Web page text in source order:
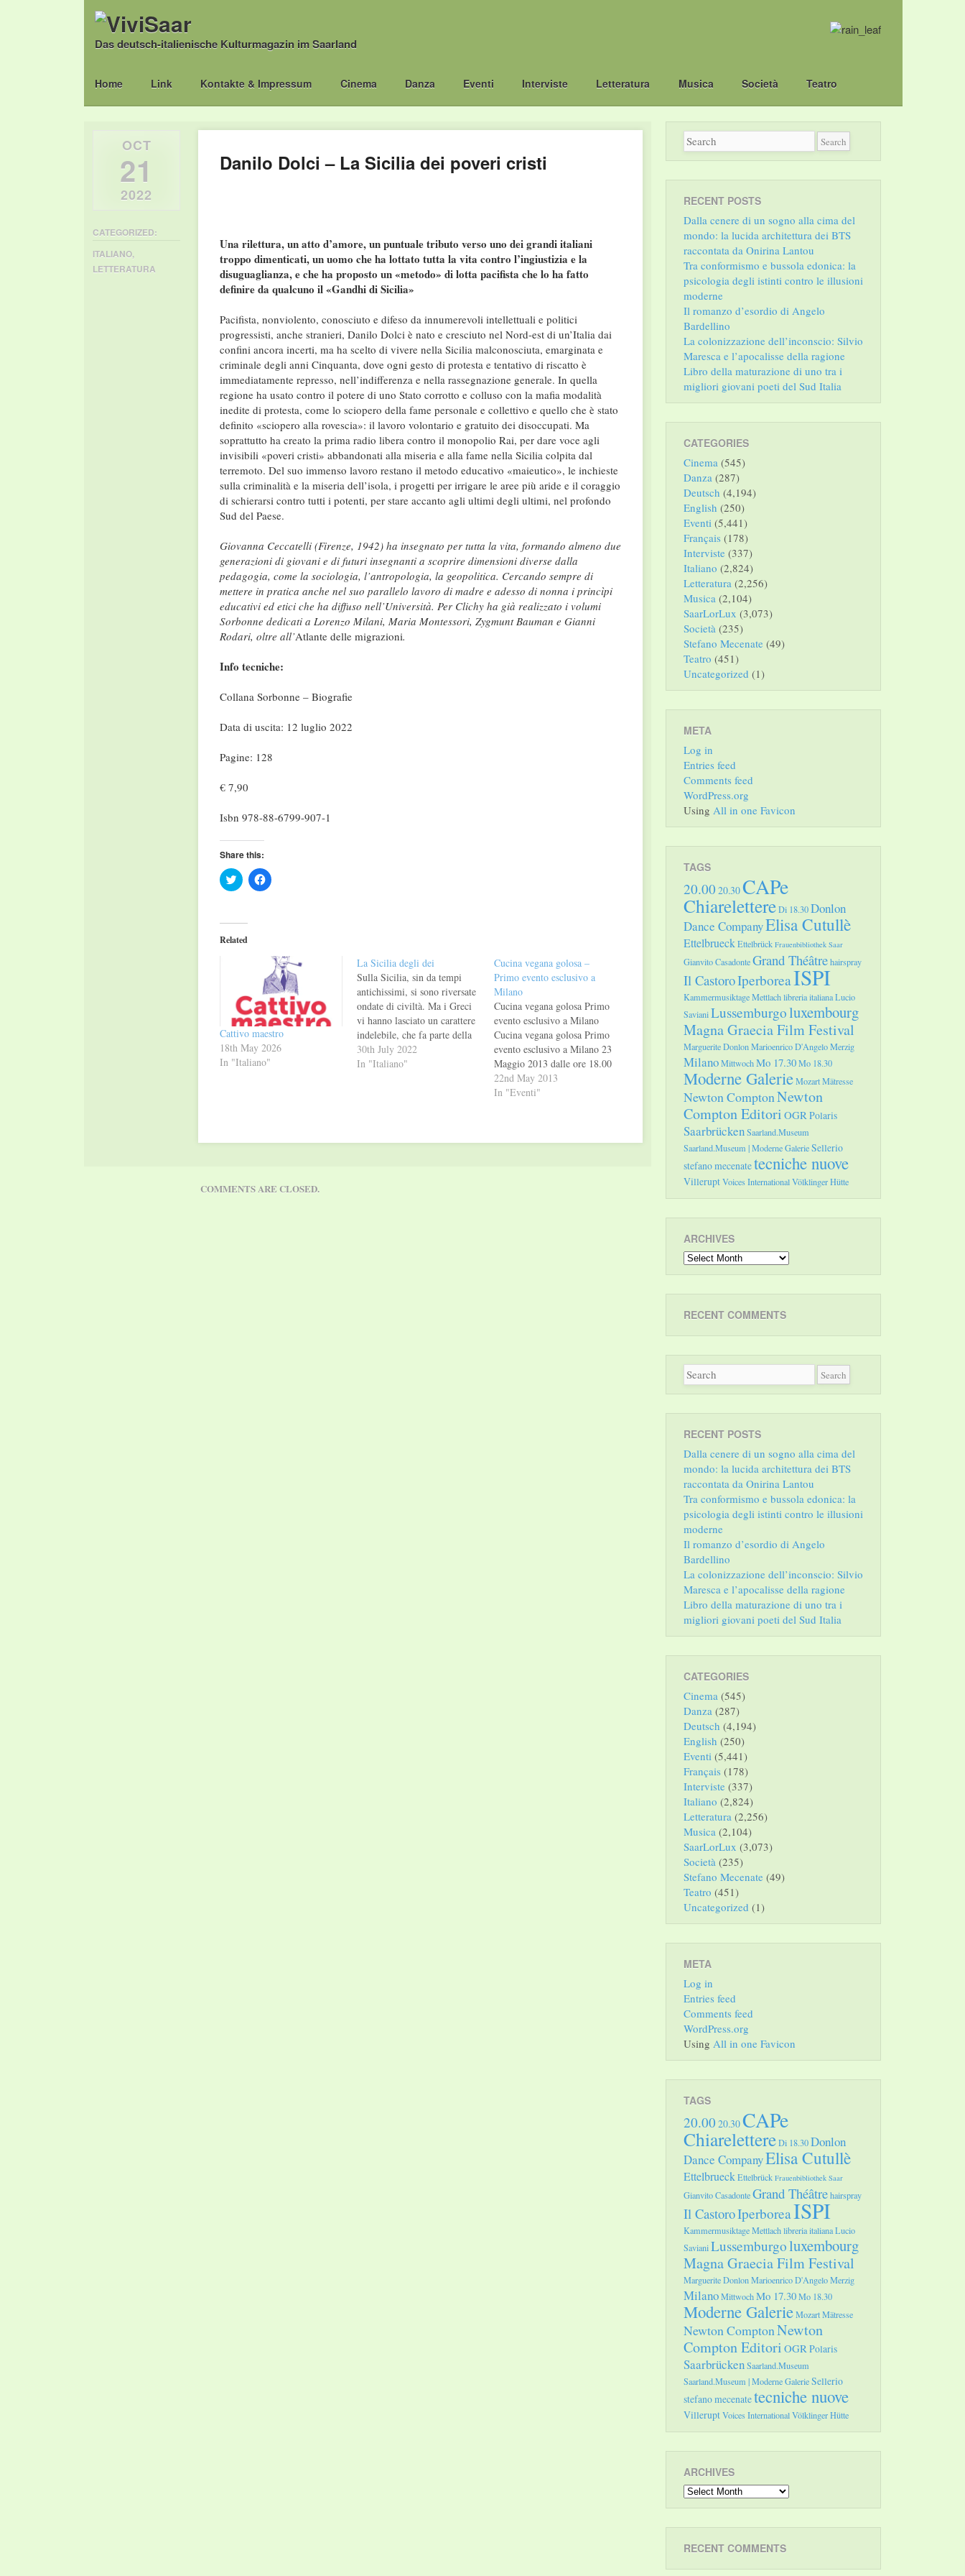
Das deutsch-italienische Kulturmagazin im Saarland
Main menu
Skip
Home Link Kontakte & Impressum Cinema Danza Eventi Interviste Letteratura Musica Società Teatro
Danilo Dolci – La Sicilia dei poveri cristi
Una rilettura, un atto d’amore, un puntuale tributo verso uno dei grandi italiani
troppo dimenticati, un uomo che ha lottato tutta la vita contro l’ingiustizia e la
disuguaglianza, e che ha proposto un «metodo» di lotta pacifista che lo ha fatto
definire da qualcuno il «Gandhi di Sicilia»
Pacifista, nonviolento, conosciuto e difeso da innumerevoli intellettuali e politici
progressisti, anche stranieri, Danilo Dolci è nato e cresciuto nel Nord-est di un’Italia dai
confini ancora incerti, ma ha scelto di vivere nella Sicilia malconosciuta, emarginata e
criminale degli anni Cinquanta, dove ogni gesto di protesta e tentativo di riscatto è
immediatamente represso, nell’indifferenza e nella rassegnazione generale. In quella
regione ha usato contro il potere di uno Stato corrotto e colluso con la mafia modalità
inedite di protesta, come lo sciopero della fame personale e collettivo e quello che è stato
definito «sciopero alla rovescia»: il lavoro volontario e gratuito dei disoccupati. Ma
soprattutto ha creato la prima radio libera contro il monopolio Rai, per dare voce agli
invisibili «poveri cristi» abbandonati alla miseria e alla fame nella Sicilia colpita dal
terremoto. Del suo immenso lavoro restano il metodo educativo «maieutico», le inchieste
sulla criminalità e la miseria dell’isola, i progetti per irrigare le aree più aride e il coraggio
di schierarsi contro tutti i potenti, per stare accanto agli ultimi degli ultimi, nel profondo
Sud del Paese.
Giovanna Ceccatelli (Firenze, 1942) ha insegnato per tutta la vita, formando almeno due
generazioni di giovani e di futuri insegnanti a scoprire dimensioni diverse dalla
pedagogia, come la sociologia, l’antropologia, la geopolitica. Cercando sempre di
mettere in pratica anche nel suo parallelo lavoro di madre e adesso di nonna i princìpi
educativi ed etici che ha diffuso nell’Università. Per Clichy ha già realizzato i volumi
Sorbonne dedicati a Lorenzo Milani, Maria Montessori, Zygmunt Bauman e Gianni
Rodari, oltre all’Atlante delle migrazioni.
Info tecniche:
Collana Sorbonne – Biografie
Data di uscita: 12 luglio 2022
Pagine: 128
€ 7,90
Isbn 978-88-6799-907-1
Share this:
Click
to
(Opens
in
new
Click
to
Related
Cattivo maestro
18th May 2026
In "Italiano"
La Sicilia degli dei
Sulla Sicilia, sin da tempi
antichissimi, si sono riversate
ondate di civiltà. Ma i Greci
vi hanno lasciato un carattere
indelebile, che fa parte della
natura profonda di questa
terra. Gli dèi non se ne sono
30th July 2022
In "Italiano"
Cucina vegana golosa –
Primo evento esclusivo a
Milano
Cucina vegana golosa Primo
evento esclusivo a Milano
Cucina vegana golosa Primo
evento esclusivo a Milano 23
Maggio 2013 dalle ore 18.00
alle 22.00 Il principio di una
alimentazione sana Come
22nd May 2013
In "Eventi"
OCT
21
2022
CATEGORIZED:
ITALIANO,
LETTERATURA
COMMENTS ARE CLOSED.
RECENT POSTS
Dalla cenere di un sogno alla cima del
mondo: la lucida architettura dei BTS
raccontata da Onirina Lantou
Tra conformismo e bussola edonica: la
psicologia degli istinti contro le illusioni
moderne
Il romanzo d’esordio di Angelo
Bardellino
La colonizzazione dell’inconscio: Silvio
Maresca e l’apocalisse della ragione
Libro della maturazione di uno tra i
migliori giovani poeti del Sud Italia
CATEGORIES
Cinema (545)
Danza (287)
Deutsch (4,194)
English (250)
Eventi (5,441)
Français (178)
Interviste (337)
Italiano (2,824)
Letteratura (2,256)
Musica (2,104)
SaarLorLux (3,073)
Società (235)
Stefano Mecenate (49)
Teatro (451)
Uncategorized (1)
META
Log in
Entries feed
Comments feed
WordPress.org
Using All in one Favicon
TAGS
20.00 20.30CAPe
ChiarelettereDi 18.30Donlon
Dance CompanyElisa Cutullè
EttelbrueckEttelbrück Frauenbibliothek Saar
Gianvito CasadonteGrand Théâtrehairspray
Il CastoroIperboreaISPI
Kammermusiktage Mettlachlibreria italianaLucio
SavianiLussemburgoluxembourg
Magna Graecia Film Festival
Marguerite DonlonMarioenrico D'AngeloMerzig
MilanoMittwochMo 17.30Mo 18.30
Moderne GalerieMozartMätresse
Newton ComptonNewton
Compton Editori OGRPolaris
SaarbrückenSaarland.Museum
Saarland.Museum | Moderne GalerieSellerio
stefano mecenatetecniche nuove
VilleruptVoices InternationalVölklinger Hütte
ARCHIVES
Archives
RECENT COMMENTS
RECENT POSTS
Dalla cenere di un sogno alla cima del
mondo: la lucida architettura dei BTS
raccontata da Onirina Lantou
Tra conformismo e bussola edonica: la
psicologia degli istinti contro le illusioni
moderne
Il romanzo d’esordio di Angelo
Bardellino
La colonizzazione dell’inconscio: Silvio
Maresca e l’apocalisse della ragione
Libro della maturazione di uno tra i
migliori giovani poeti del Sud Italia
CATEGORIES
Cinema (545)
Danza (287)
Deutsch (4,194)
English (250)
Eventi (5,441)
Français (178)
Interviste (337)
Italiano (2,824)
Letteratura (2,256)
Musica (2,104)
SaarLorLux (3,073)
Società (235)
Stefano Mecenate (49)
Teatro (451)
Uncategorized (1)
META
Log in
Entries feed
Comments feed
WordPress.org
Using All in one Favicon
TAGS
20.00 20.30CAPe
ChiarelettereDi 18.30Donlon
Dance CompanyElisa Cutullè
EttelbrueckEttelbrück Frauenbibliothek Saar
Gianvito CasadonteGrand Théâtrehairspray
Il CastoroIperboreaISPI
Kammermusiktage Mettlachlibreria italianaLucio
SavianiLussemburgoluxembourg
Magna Graecia Film Festival
Marguerite DonlonMarioenrico D'AngeloMerzig
MilanoMittwochMo 17.30Mo 18.30
Moderne GalerieMozartMätresse
Newton ComptonNewton
Compton Editori OGRPolaris
SaarbrückenSaarland.Museum
Saarland.Museum | Moderne GalerieSellerio
stefano mecenatetecniche nuove
VilleruptVoices InternationalVölklinger Hütte
ARCHIVES
Archives
RECENT COMMENTS